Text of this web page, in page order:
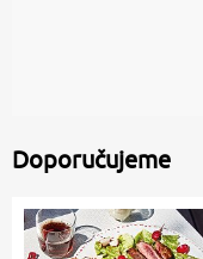
Doporučujeme